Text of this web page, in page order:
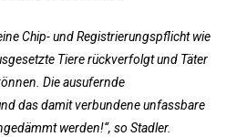
Chip- und Registrierungspflicht wie
Tiere rückverfolgt und Täter
Die ausufernde
das damit verbundene unfassbare
werden!“, so Stadler.